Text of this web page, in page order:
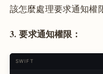
該怎麼處理要求通知權
3. 要求通知權限：
SWIFT